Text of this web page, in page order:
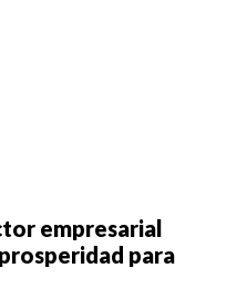
empresarial
para